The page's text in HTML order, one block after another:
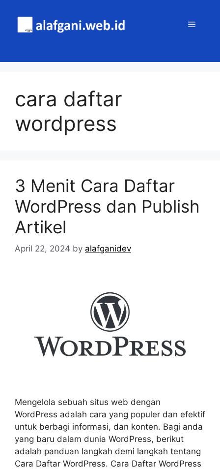
content
MENU
cara daftar
wordpress
3 Menit Cara Daftar
WordPress dan Publish
Artikel
April 22, 2024 by alafganidev
Mengelola sebuah situs web dengan
WordPress adalah cara yang populer dan efektif
untuk berbagi informasi, dan konten. Bagi anda
yang baru dalam dunia WordPress, berikut
adalah panduan langkah demi langkah tentang
Cara Daftar WordPress. Cara Daftar WordPress